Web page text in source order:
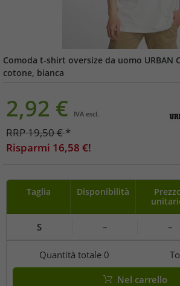
Comoda t-shirt oversize da uomo URBAN
cotone, bianca
2,92 € IVA escl.
RRP19,50€*
Risparmi 16,58 €!
Taglia Disponibilità
S – –
Quantità totale 0
Nel carrello